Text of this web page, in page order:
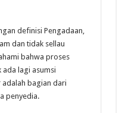
definisi Pengadaan,
dan tidak sellau
bahwa proses
lagi asumsi
bagian dari
penyedia.